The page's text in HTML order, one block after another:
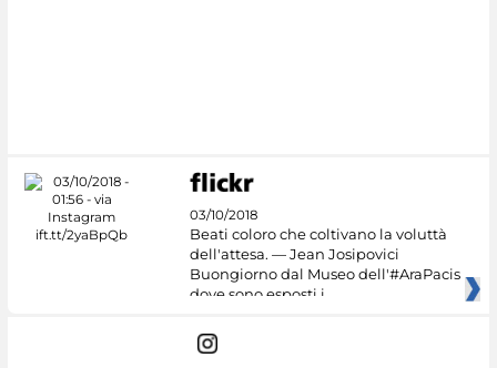
03/10/2018
Beati coloro che coltivano la voluttà
dell'attesa. — Jean Josipovici
Buongiorno dal Museo dell'#AraPacis
dove sono esposti i